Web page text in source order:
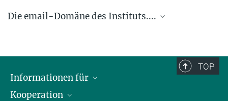
Die email-Domäne des Instituts....
TOP
Informationen für
Journalisten
Kooperation